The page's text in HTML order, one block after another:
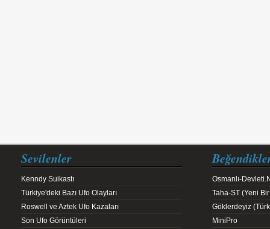
Sevilenler
Kenndy Suikastı
Türkiye'deki Bazı Ufo Olayları
Roswell ve Aztek Ufo Kazaları
Son Ufo Görüntüleri
Osmanlı-
Taha-ST (Yeni
Göklerdeyiz
MiniPro